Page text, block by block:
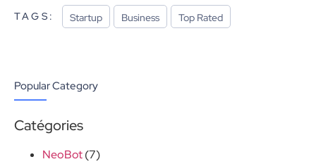
TAGS: Startup Business Top Rated
Popular Category
Catégories
NeoBot(7)